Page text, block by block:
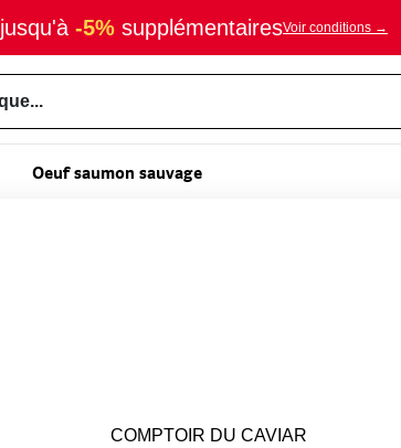
-5% supplémentairesVoir conditions →
Oeuf saumon sauvage
COMPTOIR DU CAVIAR